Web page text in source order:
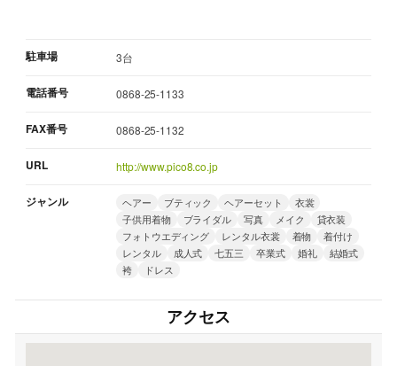
駐車場 3台
電話番号 0868-25-1133
FAX番号 0868-25-1132
URL http://www.pico8.co.jp
ジャンル ヘアー ブティック ヘアーセット
衣裳
子供用着物
ブライダル 写真 メイク
貸衣装
フォトウエディング
レンタル衣裳 着物
着付け
レンタル
成人式 七五三 卒業式 婚礼
結婚式
袴
ドレス
アクセス